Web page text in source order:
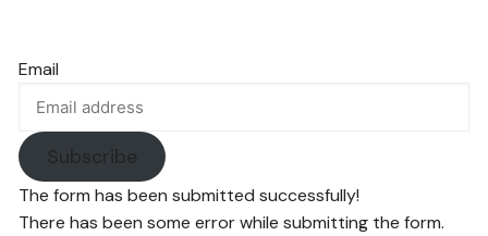
Email
Subscribe
The form has been submitted successfully!
There has been some error while submitting the form.